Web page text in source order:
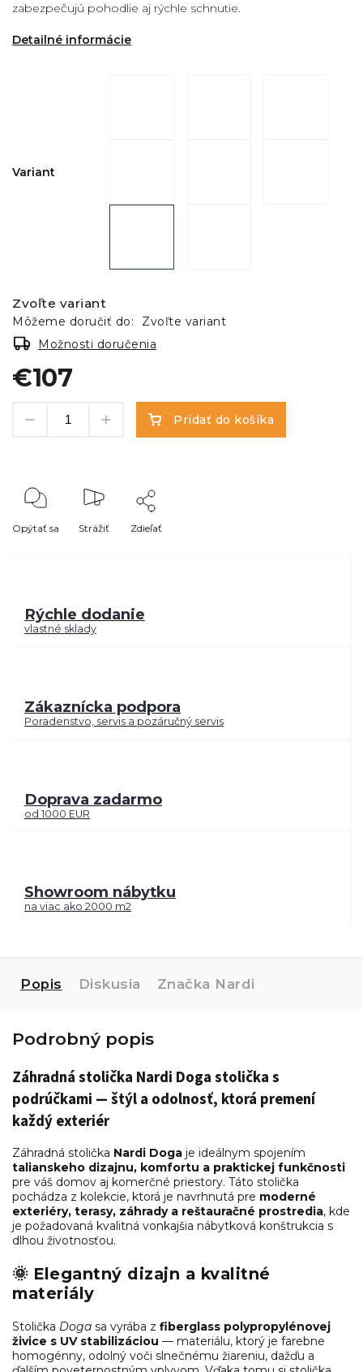
zabezpečujú pohodlie aj rýchle schnutie.
Detailné informácie
Variant
€107
Zvoľte variant
Môžeme doručiť do:
Zvoľte variant
Možnosti doručenia
Pridať do košíka
Opýtať sa Strážiť Zdieľať
Rýchle dodanie
vlastné sklady
Zákaznícka podpora
Poradenstvo, servis a pozáručný servis
Doprava zadarmo
od 1000 EUR
Showroom nábytku
na viac ako 2000 m2
Popis Diskusia Značka Nardi
Podrobný popis
Záhradná stolička Nardi Doga stolička s
podrúčkami — štýl a odolnosť, ktorá premení
každý exteriér
Záhradná stolička Nardi Doga je ideálnym spojením
talianskeho dizajnu, komfortu a praktickej funkčnosti
pre váš domov aj komerčné priestory. Táto stolička
pochádza z kolekcie, ktorá je navrhnutá pre moderné
exteriéry, terasy, záhrady a reštauračné prostredia, kde
je požadovaná kvalitná vonkajšia nábytková konštrukcia s
dlhou životnosťou.
🌞 Elegantný dizajn a kvalitné
materiály
Stolička Doga sa vyrába z fiberglass polypropylénovej
živice s UV stabilizáciou — materiálu, ktorý je farebne
homogénny, odolný voči slnečnému žiareniu, dažďu a